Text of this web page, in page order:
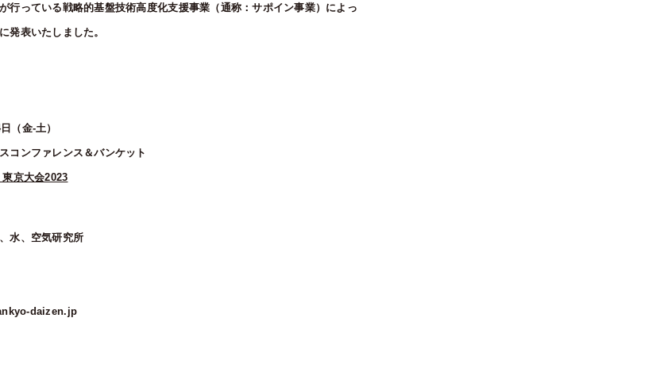
行っている戦略的基盤技術高度化支援事業（通称：サポイン事業）によっ
発表いたしました。
（金-土）
コンファレンス＆バンケット
京大会2023
水、空気研究所
daizen.jp